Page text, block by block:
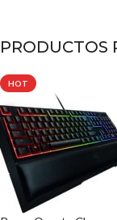
PRODUCTOS
HOT